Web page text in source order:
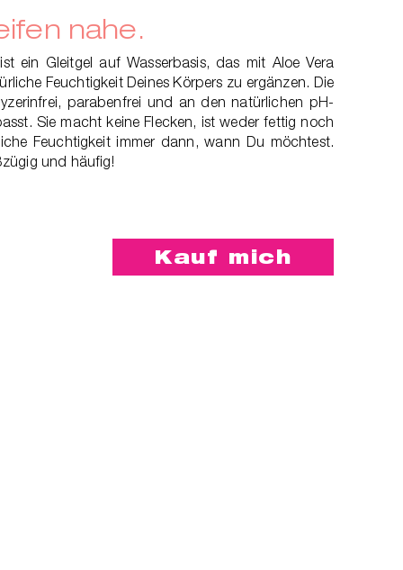
nahe.
ein Gleitgel auf Wasserbasis, das mit Aloe Vera
Feuchtigkeit Deines Körpers zu ergänzen. Die
parabenfrei und an den natürlichen pH-
Sie macht keine Flecken, ist weder fettig noch
Feuchtigkeit immer dann, wann Du möchtest.
und häufig!